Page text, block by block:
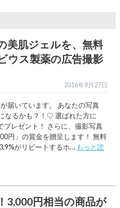
美肌ジェルを、無料
ウス製薬の広告撮影
2016年9月27日
届いています。 あなたの写真
なるかも？！♡ 選ばれた方に
プレゼント！ さらに、撮影写真
円」の賞金を贈呈します！ 無料
がリピートするホ… もっと読
3,000円相当の商品が